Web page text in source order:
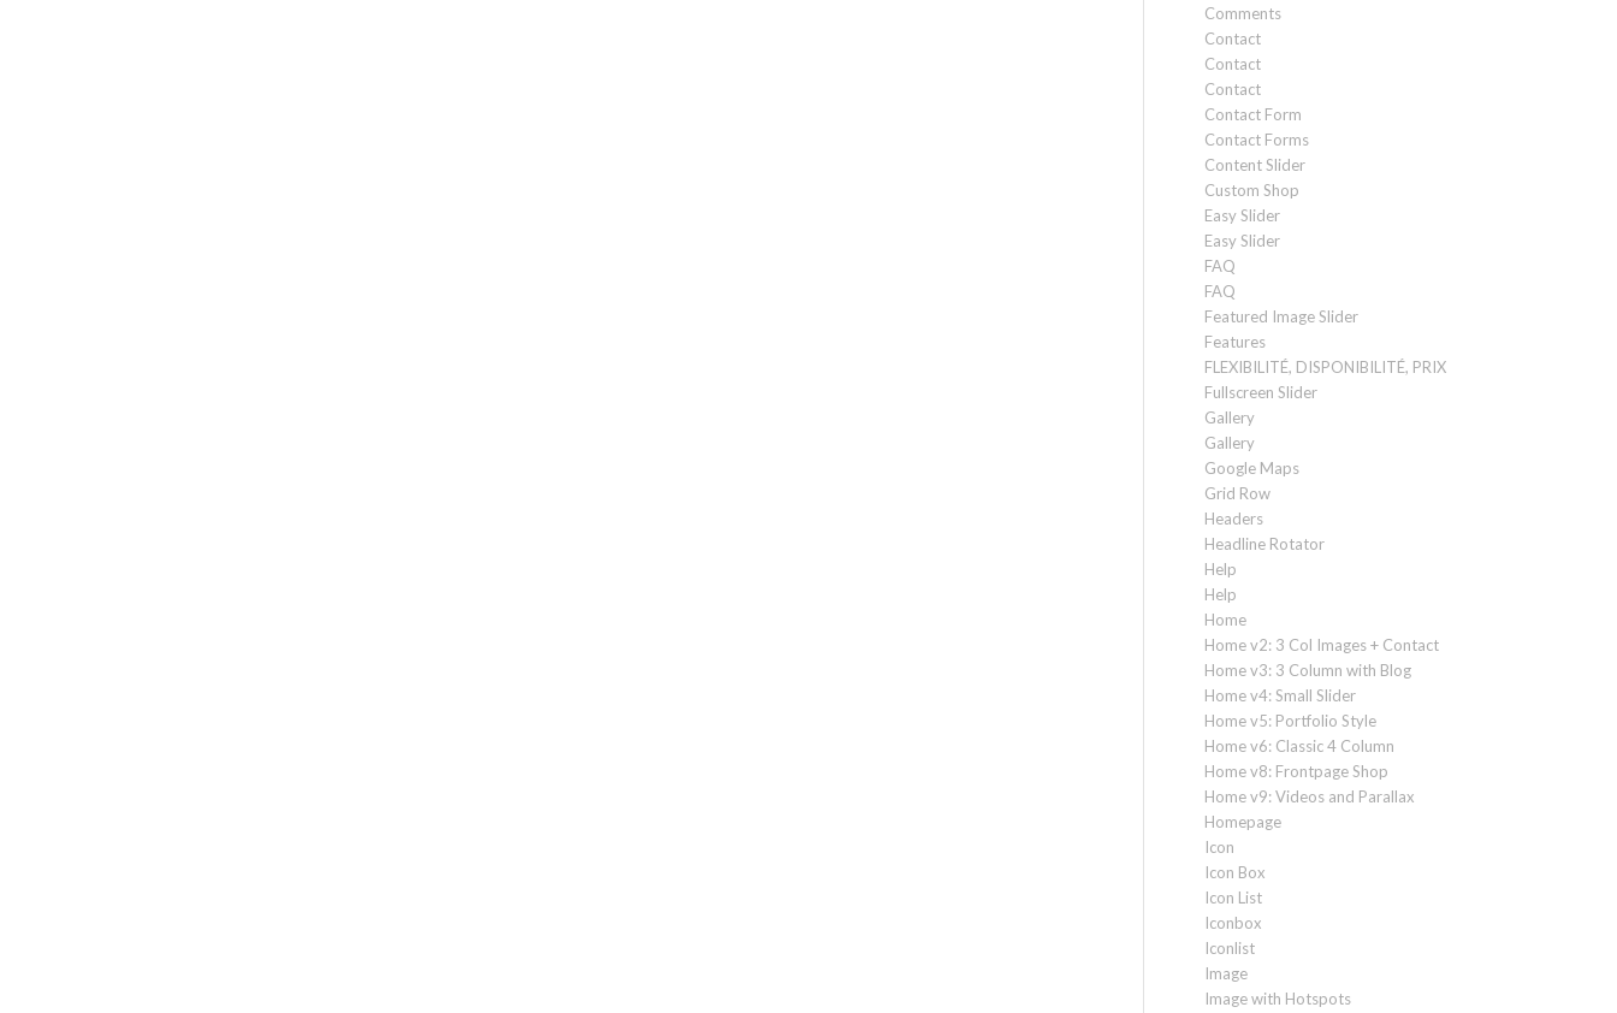
Comments
Contact
Contact
Contact
Contact Form
Contact Forms
Content Slider
Custom Shop
Easy Slider
Easy Slider
FAQ
FAQ
Featured Image Slider
Features
FLEXIBILITÉ, DISPONIBILITÉ, PRIX
Fullscreen Slider
Gallery
Gallery
Google Maps
Grid Row
Headers
Headline Rotator
Help
Help
Home
Home v2: 3 Col Images + Contact
Home v3: 3 Column with Blog
Home v4: Small Slider
Home v5: Portfolio Style
Home v6: Classic 4 Column
Home v8: Frontpage Shop
Home v9: Videos and Parallax
Homepage
Icon
Icon Box
Icon List
Iconbox
Iconlist
Image
Image with Hotspots